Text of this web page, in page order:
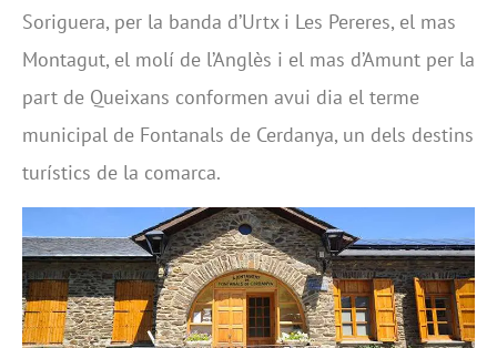
Soriguera, per la banda d’Urtx i Les Pereres, el mas
Montagut, el molí de l’Anglès i el mas d’Amunt per la
part de Queixans conformen avui dia el terme
municipal de Fontanals de Cerdanya, un dels destins
turístics de la comarca.